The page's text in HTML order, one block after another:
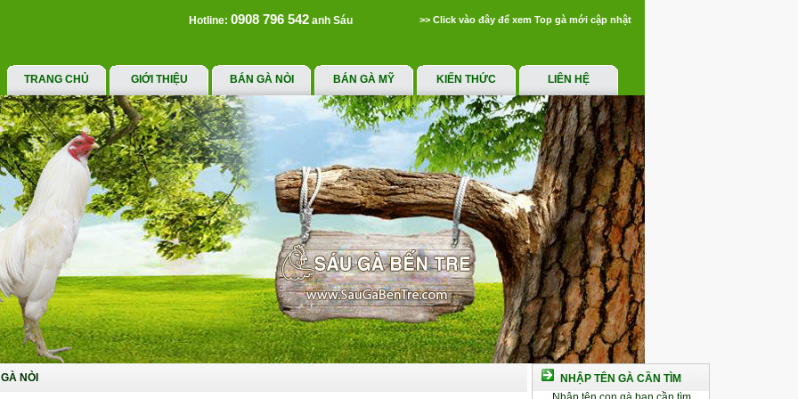
Hotline: 0908 796 542 anh Sáu >> Click vào đây để xem Top gà mới cập nhật
TRANG CHỦ GIỚI THIỆU BÁN GÀ NÒI BÁN GÀ MỸ KIẾN THỨC LIÊN HỆ
NÒI
NHẬP TÊN GÀ CẦN TÌM